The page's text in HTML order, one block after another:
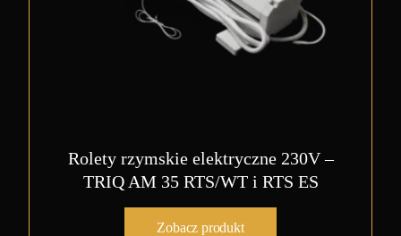
Rolety rzymskie elektryczne 230V –
TRIQ AM 35 RTS/WT i RTS ES
Zobacz produkt